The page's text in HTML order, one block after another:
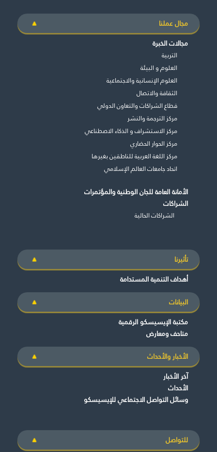
مجال عملنا
مجالات الخبرة
التربية
العلوم و البيئة
العلوم الإنسانية والاجتماعية
الثقافة والاتصال
قطاع الشراكات والتعاون الدولي
مركز الترجمة والنشر
مركز الاستشراف و الذكاء الاصطناعي
مركز الحوار الحضاري
مركز اللغة العربية للناطقين بغيرها
اتحاد جامعات العالم الإسلامي
الأمانة العامة للجان الوطنية والمؤتمرات
الشراكات
الشراكات الحالية
تأثيرنا
أهداف التنمية المستدامة
البيانات
مكتبة الإيسيسكو الرقمية
متاحف ومعارض
الأخبار والأحداث
آخر الأخبار
الأحداث
وسائل التواصل الاجتماعي للإيسيسكو
للتواصل